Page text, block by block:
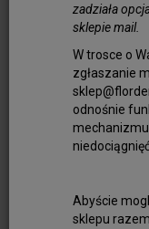
zadziała
sklepie mail.
W trosce o
zgłaszanie
odnośnie
Abyście
sklepu